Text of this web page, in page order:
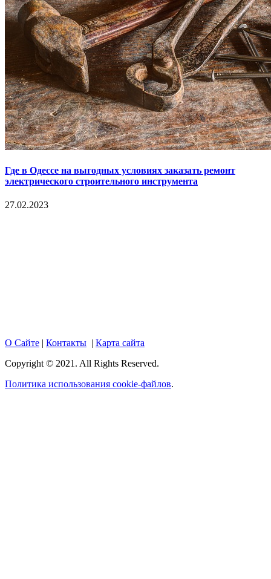
Где в Одессе на выгодных условиях заказать ремонт
электрического строительного инструмента
27.02.2023
О Сайте | Контакты | Карта сайта
Copyright © 2021. All Rights Reserved.
Политика использования cookie-файлов.